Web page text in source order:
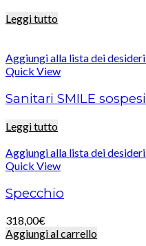
Leggi tutto
Aggiungi alla lista dei desideri
Quick View
Sanitari SMILE sospesi
Leggi tutto
Aggiungi alla lista dei desideri
Quick View
Specchio
318,00€
Aggiungi al carrello